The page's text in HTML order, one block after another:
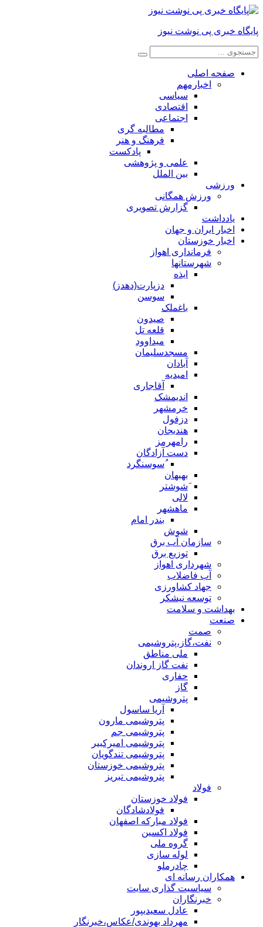
پایگاه خبری پی نوشت نیوز
صفحه اصلی
اخبارمهم
سیاسی
اقتصادی
اجتماعی
مطالبه گری
فرهنگ و هنر
پادکست
علمی و پژوهشی
بین الملل
ورزشی
ورزش همگانی
گزارش تصویری
یادداشت
اخبار ایران و جهان
اخبار خوزستان
فرمانداری اهواز
شهرستانها
ایذه
دزپارت(دهدز)
سوسن
باغملک
صیدون
قلعه تل
میداوود
مسجدسلیمان
آبادان
امیدیه
آقاجاری
اندیمشک
خرمشهر
دزفول
هندیجان
رامهرمز
دست آزادگان
ُسوسنگرد
بهبهان
َشوشتر
لالی
ماهشهر
بندر امام
شوش
سازمان آب برق
توزیع برق
شهرداری اهواز
آب فاضلاب
جهاد کشاورزی
توسعه نیشکر
بهداشت و سلامت
صنعت
صمت
نفت،گاز،پتروشیمی
ملی مناطق
نفت گاز اروندان
حفاری
گاز
پتروشیمی
آریا ساسول
پتروشیمی مارون
پتروشیمی جم
پتروشیمی امیرکبیر
پتروشیمی تندگویان
پتروشیمی خوزستان
پتروشیمی تبریز
فولاد
فولاد خوزستان
فولادشادگان
فولاد مبارکه اصفهان
فولاد اکسین
گروه ملی
لوله سازی
چادرملو
همکاران رسانه ای
سیاسیت گذاری سایت
خبرنگاران
عادل سعیدیپور
مهرداد بهوندی/عکاس،خبرنگار